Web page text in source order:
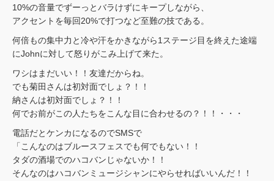
10%の音量でずーっとバラけずにキープしながら、
アクセントを毎回20%で打つなど至難の技である。
何倍もの集中力と冷や汗をかきながら1ステージ目を終えた途端
にJohnに対して怒りがこみ上げて来た。
ワシはまだいい！！友達だからね。
でも菊田さんは初対面でしょ？！！
納さんは初対面でしょ？！！
何でお前がこの人たちをこんな目に合わせるの？！！・・・
電話だとケンカになるのでSMSで
「こんなのはブルースフェスでも何でもない！！
タダの酒場でのハコバンじゃないか！！
そんなのはハコバンミュージシャンにやらせればいいんだ！！